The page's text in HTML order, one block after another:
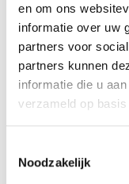
en om ons
informatie over uw
partners voor
partners kunnen
informatie die u
verzameld op
Noodzakelijk
Zwarte
van de
25 juni 2026